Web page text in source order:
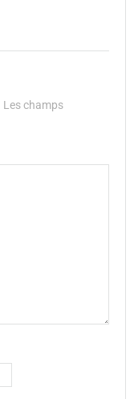
Les champs